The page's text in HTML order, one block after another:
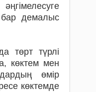
демалыс
төрт түрлі
көктем мен
өмір
көктемде